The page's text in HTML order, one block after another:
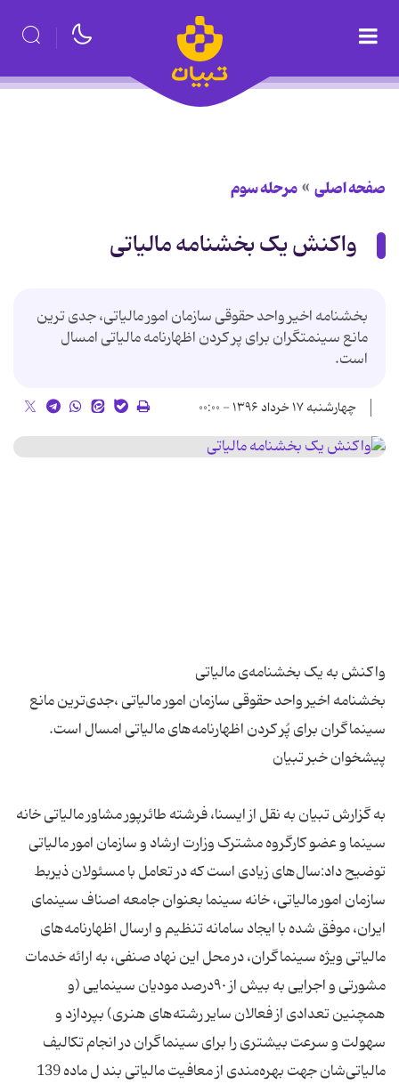
صفحه اصلی مرحله سوم
واکنش یک بخشنامه مالیاتی
بخشنامه اخیر واحد حقوقی سازمان امور مالیاتی، جدی ترین
مانع سینمتگران برای پر کردن اظهارنامه مالیاتی امسال
است.
چهارشنبه ۱۷ خرداد ۱۳۹۶ - ۰۰:۰۰
بخشنامه اخیر واحد حقوقی سازمان امور مالیاتی ،‌جدی‌ترین مانع‌
به گزارش تبیان به نقل از ایسنا، فرشته طائرپور مشاور مالیاتی خانه
سینما و عضو کارگروه مشترک وزارت ارشاد و سازمان امور مالیاتی
توضیح داد:سال‌های زیادی است که در تعامل با مسئولان ذیربط
سازمان امور مالیاتی، خانه سینما بعنوان جامعه اصناف سینمای
ایران، موفق شده با ایجاد سامانه تنظیم و ارسال اظهارنامه‌های
مالیاتی ویژه سینماگران، در محل این نهاد صنفی، به ارائه خدمات
مشورتی و اجرایی به بیش از ٩٠درصد مودیان سینمایی (و
همچنین تعدادی از فعالان سایر رشته‌های هنری) بپردازد و
سهولت و سرعت بیشتری را برای سینماگران در انجام تکالیف
مالیاتی‌شان جهت بهره‌مندی از معافیت مالیاتی بند ل ماده 139